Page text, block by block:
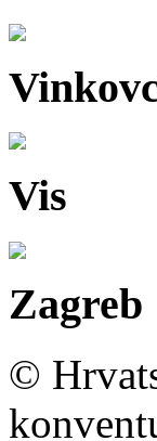
Vis
Zagreb
©